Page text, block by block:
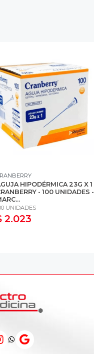
HIPODÉRMICA 23G X 1
- 100 UNIDADES -
UNIDADES
2.023